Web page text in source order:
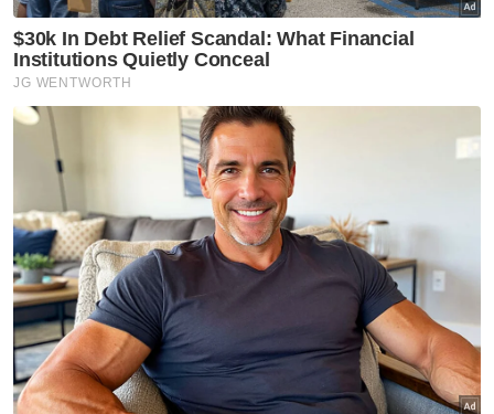
Berita Telus & Tulus menerusi E-Mel setiap
hari!